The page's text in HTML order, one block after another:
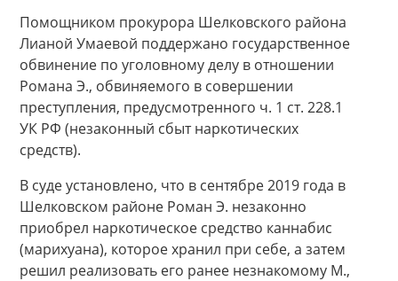
Помощником прокурора Шелковского района
Лианой Умаевой поддержано государственное
обвинение по уголовному делу в отношении
Романа Э., обвиняемого в совершении
преступления, предусмотренного ч. 1 ст. 228.1
УК РФ (незаконный сбыт наркотических
средств).
В суде установлено, что в сентябре 2019 года в
Шелковском районе Роман Э. незаконно
приобрел наркотическое средство каннабис
(марихуана), которое хранил при себе, а затем
решил реализовать его ранее незнакомому М.,